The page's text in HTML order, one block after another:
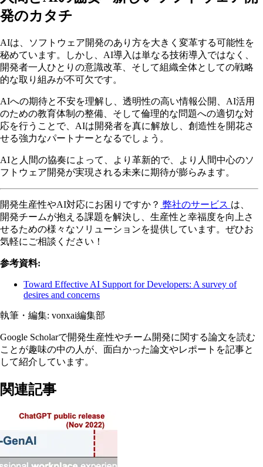
発のカタチ
AIは、ソフトウェア開発のあり方を大きく変革する可能性を
秘めています。しかし、AI導入は単なる技術導入ではなく、
開発者一人ひとりの意識改革、そして組織全体としての戦略
的な取り組みが不可欠です。
AIへの期待と不安を理解し、透明性の高い情報公開、AI活用
のための教育体制の整備、そして倫理的な問題への適切な対
応を行うことで、AIは開発者を真に解放し、創造性を開花さ
せる強力なパートナーとなるでしょう。
AIと人間の協奏によって、より革新的で、より人間中心のソ
フトウェア開発が実現される未来に期待が膨らみます。
開発生産性やAI対応にお困りですか？ 弊社のサービス は、
開発チームが抱える課題を解決し、生産性と幸福度を向上さ
せるための様々なソリューションを提供しています。ぜひお
気軽にご相談ください！
参考資料:
Toward Effective AI Support for Developers: A survey of
desires and concerns
執筆・編集: vonxai編集部
Google Scholarで開発生産性やチーム開発に関する論文を読む
ことが趣味の中の人が、面白かった論文やレポートを記事と
して紹介しています。
関連記事